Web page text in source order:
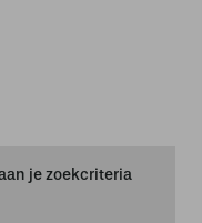
je zoekcriteria